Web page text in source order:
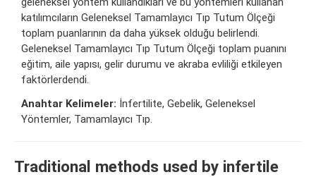
katılımcıların Geleneksel Tamamlayıcı Tıp Tutum Ölçeği
toplam puanlarının da daha yüksek olduğu belirlendi.
Geleneksel Tamamlayıcı Tıp Tutum Ölçeği toplam puanını
eğitim, aile yapısı, gelir durumu ve akraba evliliği etkileyen
faktörlerdendi.
Anahtar Kelimeler: İnfertilite, Gebelik, Geleneksel
Yöntemler, Tamamlayıcı Tıp.
Traditional methods used by infertile